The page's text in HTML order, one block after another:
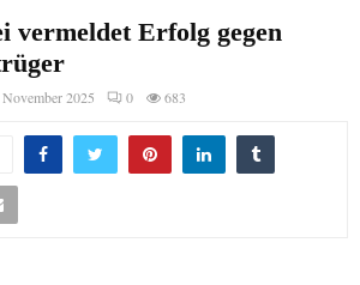
vermeldet Erfolg gegen
November 2025 0 683